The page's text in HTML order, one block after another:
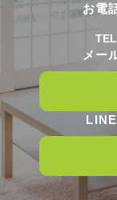
お電
メー